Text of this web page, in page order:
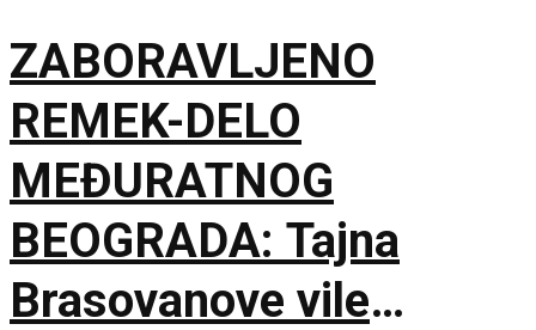
ZABORAVLJENO
REMEK-DELO
MEĐURATNOG
BEOGRADA: Tajna
Brasovanove vile